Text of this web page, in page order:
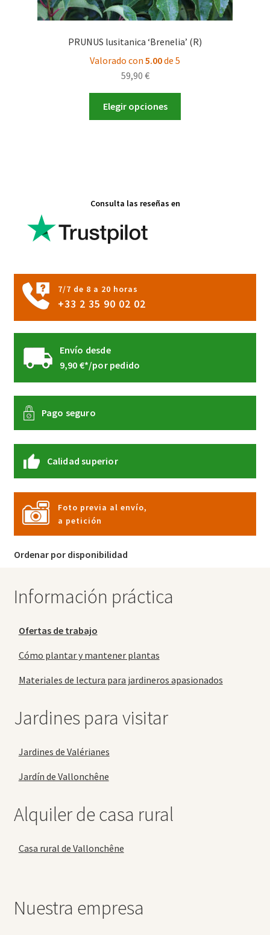
PRUNUS lusitanica ‘Brenelia’ (R)
Valorado con 5.00de 5
59,90 €
Elegir opciones
Consulta las reseñas en
7/7 de 8 a 20 horas
+33 2 35 90 02 02
Envío desde
9,90 €*/por pedido
Pago seguro
Calidad superior
Foto previa al envío,
a petición
Ordenar por disponibilidad
Información práctica
Ofertas de trabajo
Cómo plantar y mantener plantas
Materiales de lectura para jardineros apasionados
Jardines para visitar
Jardines de Valérianes
Jardín de Vallonchêne
Alquiler de casa rural
Casa rural de Vallonchêne
Nuestra empresa